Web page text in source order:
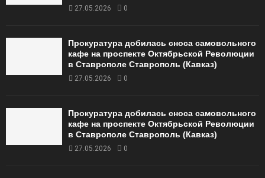
27.05.2026 0
Прокуратура добилась сноса самовольного
кафе на проспекте Октябрьской Революции
в Ставрополе Ставрополь (Кавказ)
27.05.2026 0
Прокуратура добилась сноса самовольного
кафе на проспекте Октябрьской Революции
в Ставрополе Ставрополь (Кавказ)
27.05.2026 0